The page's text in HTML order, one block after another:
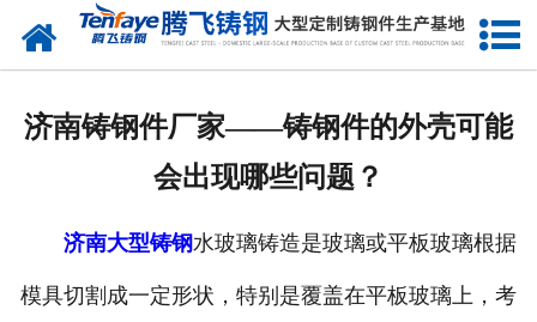
网站首页
济南铸钢件厂家——铸钢件的外壳可能
会出现哪些问题？
济南大型铸钢水玻璃铸造是玻璃或平板玻璃根据
模具切割成一定形状，特别是覆盖在平板玻璃上，考